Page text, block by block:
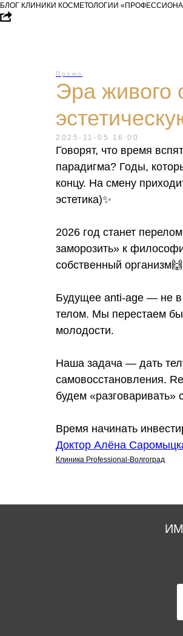
БЛОГ КЛИНИКИ КОСМЕТОЛОГИИ
Промо
Эра живого
2025-11-05 16:00
Говорят, что время
парадигма? Годы,
концу. На смену
эстетика)✨
2026 год станет
заморозить» к
собственный организм🙌
Будущее anti-age — не в
телом. Мы перестаем
молодости.
Наша задача — дать
самовосстановления.
будем
Время начинать
Доктор Алёна
Клиника Professional-Волгоград